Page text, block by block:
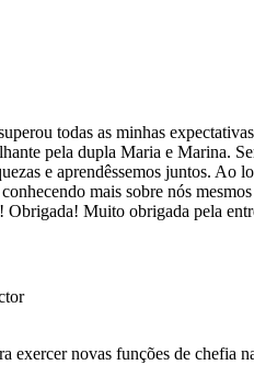
todas as minhas
pela dupla Maria e Marina.
e aprendêssemos juntos. Ao
mais sobre nós
Obrigada! Muito obrigada pela
exercer novas funções de chefia